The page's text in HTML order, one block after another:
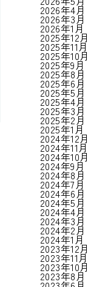
2026年4月
2026年3月
2026年1月
2025年12月
2025年11月
2025年10月
2025年9月
2025年8月
2025年6月
2025年5月
2025年4月
2025年3月
2025年2月
2025年1月
2024年12月
2024年11月
2024年10月
2024年9月
2024年8月
2024年7月
2024年6月
2024年5月
2024年4月
2024年3月
2024年2月
2024年1月
2023年12月
2023年11月
2023年10月
2023年8月